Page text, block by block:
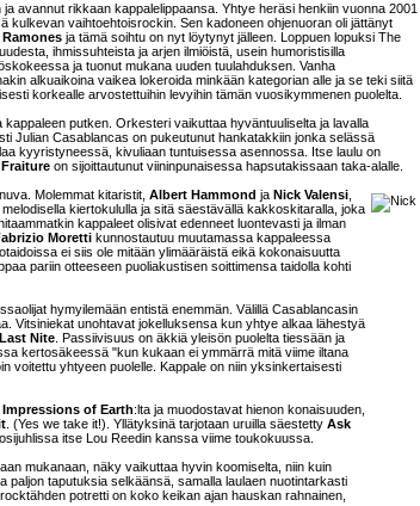
avannut rikkaan kappalelippaansa. Yhtye heräsi henkiin vuonna 2001
kulkevan vaihtoehtoisrockin. Sen kadoneen ohjenuoran oli jättänyt
Ramones ja tämä soihtu on nyt löytynyt jälleen. Loppuen lopuksi The
ihmissuhteista ja arjen ilmiöistä, usein humoristisilla
ja tuonut mukana uuden tuulahduksen. Vanha
alkuaikoina vaikea lokeroida minkään kategorian alle ja se teki siitä
korkealle arvostettuihin levyihin tämän vuosikymmenen puolelta.
putken. Orkesteri vaikuttaa hyväntuuliselta ja lavalla
Julian Casablancas on pukeutunut hankatakkiin jonka selässä
kyyristyneessä, kivuliaan tuntuisessa asennossa. Itse laulu on
on sijoittautunut viininpunaisessa hapsutakissaan taka-alalle.
Molemmat kitaristit, Albert Hammond ja Nick Valensi,
kiertokululla ja sitä säestävällä kakkoskitaralla, joka
kappaleet olisivat edenneet luontevasti ja ilman
Moretti kunnostautuu muutamassa kappaleessa
ei siis ole mitään ylimääräistä eikä kokonaisuutta
pariin otteeseen puoliakustisen soittimensa taidolla kohti
hymyilemään entistä enemmän. Välillä Casablancasin
Vitsiniekat unohtavat jokelluksensa kun yhtye alkaa lähestyä
Last Nite. Passiivisuus on äkkiä yleisön puolelta tiessään ja
kertosäkeessä "kun kukaan ei ymmärrä mitä viime iltana
voitettu yhtyeen puolelle. Kappale on niin yksinkertaisesti
Impressions of Earth:lta ja muodostavat hienon konaisuuden,
. (Yes we take it!). Yllätyksinä tarjotaan uruilla säestetty Ask
itse Lou Reedin kanssa viime toukokuussa.
mukanaan, näky vaikuttaa hyvin koomiselta, niin kuin
paljon taputuksia selkäänsä, samalla laulaen nuotintarkasti
potretti on koko keikan ajan hauskan rahnainen,